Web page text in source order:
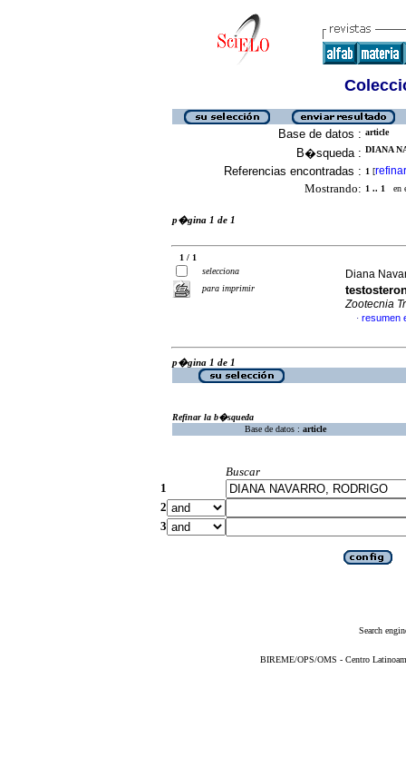
Base de datos : article
B�squeda : DIANA
Referencias encontradas : 1 [refinar
Mostrando: 1 .. 1 en
p�gina 1 de 1
1 / 1
selecciona
para imprimir
Diana
Zootecnia
· resumen
p�gina 1 de 1
Refinar la b�squeda
Base de datos : article
Buscar
1
2
3
Search
BIREME/OPS/OMS - Centro